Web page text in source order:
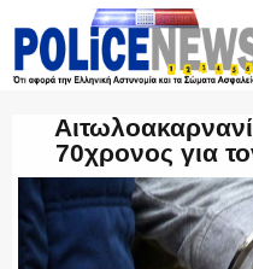
ΤΡΟΧΑΙΑ
ΟΠΚΕ
70χρονος για